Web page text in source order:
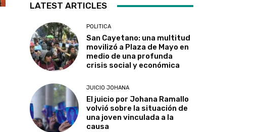
LATEST ARTICLES
POLITICA
San Cayetano: una multitud
movilizó a Plaza de Mayo en
medio de una profunda
crisis social y económica
JUICIO JOHANA
El juicio por Johana Ramallo
volvió sobre la situación de
una joven vinculada a la
causa